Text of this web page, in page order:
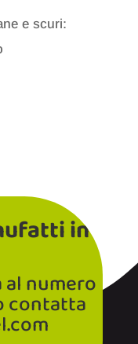
e scuri:
in
al numero
contatta